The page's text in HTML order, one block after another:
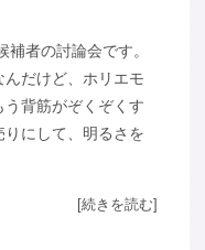
者の討論会です。
だけど、ホリエモ
背筋がぞくぞくす
にして、明るさを
[続きを読む]